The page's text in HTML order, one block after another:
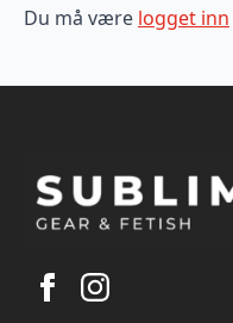
Du må være logget inn